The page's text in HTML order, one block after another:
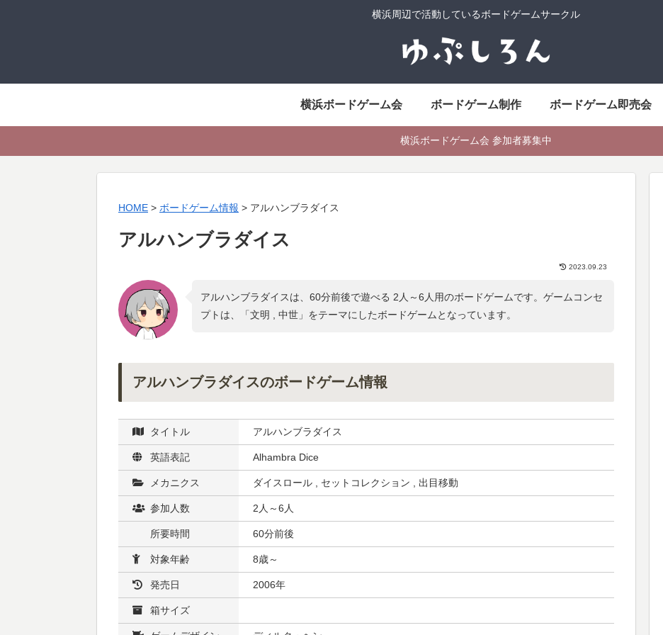
横浜周辺で活動しているボードゲームサークル
横浜ボードゲーム会 ボードゲーム制作 ボードゲーム即売会
横浜ボードゲーム会 参加者募集中
HOME > ボードゲーム情報 > アルハンブラダイス
アルハンブラダイス
2023.09.23
アルハンブラダイスは、60分前後で遊べる 2人～6人用のボードゲームです。ゲームコンセ
プトは、「文明 , 中世 」をテーマにしたボードゲームとなっています。
アルハンブラダイスのボードゲーム情報
タイトル アルハンブラダイス
英語表記 Alhambra Dice
メカニクス ダイスロール , セットコレクション , 出目移動
参加人数 2人～6人
所要時間 60分前後
対象年齢 8歳～
発売日 2006年
箱サイズ